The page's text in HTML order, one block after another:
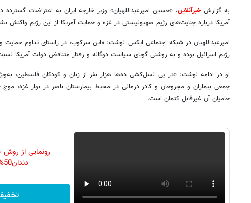
به گزارشخبرآنلاین، «حسین امیرعبداللهیان» وزیر خارجه ایران به اعتراضات گسترده
آمریکا درباره جنایت‌های رژیم صهیونیستی در غزه و حمایت آمریکا از این رژیم واکنش
امیرعبداللهیان در شبکه اجتماعی ایکس نوشت: «این سرکوب، در راستای تداوم حمایت و
رژیم اسرائیل بوده و به روشنی گویای سیاست دوگانه و رفتار متناقض دولت آمریکا
او در ادامه نوشت: «در پی نسل‌کشی ده‌ها هزار نفر از زنان و کودکان فلسطین،
جمعی بیماران و مجروحان و کادر درمانی در محیط بیمارستان ناصر در نوار غزه، موج
حامیان آن غیرقابل کتمان است.
رونمایی از
دندان50%تخفیف🔥